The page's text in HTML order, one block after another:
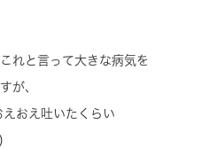
れと言って大きな病気を
が、
おえ吐いたくらい